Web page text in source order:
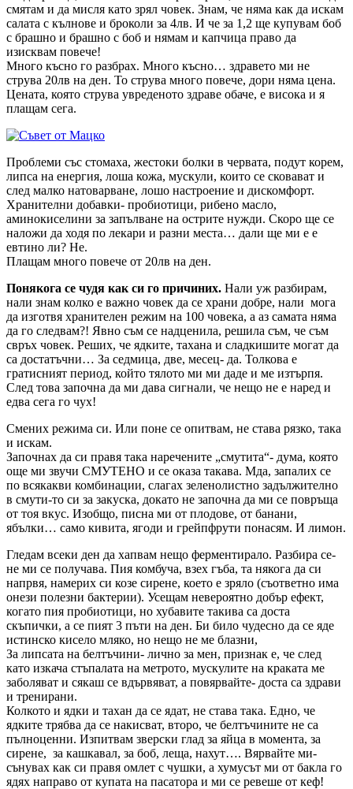
смятам и да мисля като зрял човек. Знам, че няма как да искам
салата с кълнове и броколи за 4лв. И че за 1,2 ще купувам боб
с брашно и брашно с боб и нямам и капчица право да
изисквам повече!
Много късно го разбрах. Много късно… здравето ми не
струва 20лв на ден. То струва много повече, дори няма цена.
Цената, която струва увреденото здраве обаче, е висока и я
плащам сега.
Проблеми със стомаха, жестоки болки в червата, подут корем,
липса на енергия, лоша кожа, мускули, които се сковават и
след малко натоварване, лошо настроение и дискомфорт.
Хранителни добавки- пробиотици, рибено масло,
аминокиселини за запълване на острите нужди. Скоро ще се
наложи да ходя по лекари и разни места… дали ще ми е е
евтино ли? Не.
Плащам много повече от 20лв на ден.
Понякога се чудя как си го причиних. Нали уж разбирам,
нали знам колко е важно човек да се храни добре, нали мога
да изготвя хранителен режим на 100 човека, а аз самата няма
да го следвам?! Явно съм се надценила, решила съм, че съм
свръх човек. Реших, че ядките, тахана и сладкишите могат да
са достатъчни… За седмица, две, месец- да. Толкова е
гратисният период, който тялото ми ми даде и ме изтърпя.
След това започна да ми дава сигнали, че нещо не е наред и
едва сега го чух!
Смених режима си. Или поне се опитвам, не става рязко, така
и искам.
Започнах да си правя така наречените „смутита“- дума, която
още ми звучи СМУТЕНО и се оказа такава. Мда, запалих се
по всякакви комбинации, слагах зеленолистно задължително
в смути-то си за закуска, докато не започна да ми се повръща
от тоя вкус. Изобщо, писна ми от плодове, от банани,
ябълки… само кивита, ягоди и грейпфрути понасям. И лимон.
Гледам всеки ден да хапвам нещо ферментирало. Разбира се-
не ми се получава. Пия комбуча, взех гъба, та някога да си
напрвя, намерих си козе сирене, което е зряло (съответно има
онези полезни бактерии). Усещам невероятно добър ефект,
когато пия пробиотици, но хубавите такива са доста
скъпички, а се пият 3 пъти на ден. Би било чудесно да се яде
истинско кисело мляко, но нещо не ме блазни,
За липсата на белтъчини- лично за мен, признак е, че след
като изкача стъпалата на метрото, мускулите на краката ме
заболяват и сякаш се вдървяват, а повярвайте- доста са здрави
и тренирани.
Колкото и ядки и тахан да се ядат, не става така. Едно, че
ядките трябва да се накисват, второ, че белтъчините не са
пълноценни. Изпитвам зверски глад за яйца в момента, за
сирене, за кашкавал, за боб, леща, нахут…. Вярвайте ми-
сънувах как си правя омлет с чушки, а хумусът ми от бакла го
ядях направо от купата на пасатора и ми се ревеше от кеф!